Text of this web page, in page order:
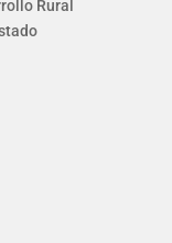
Rural